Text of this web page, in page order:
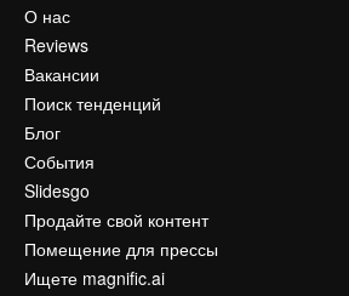
О нас
Reviews
Вакансии
Поиск тенденций
Блог
События
Slidesgo
Продайте свой контент
Помещение для прессы
Ищете magnific.ai